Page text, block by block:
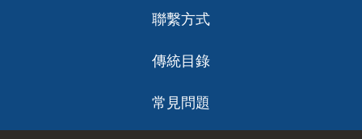
聯繫方式
傳統目錄
常見問題